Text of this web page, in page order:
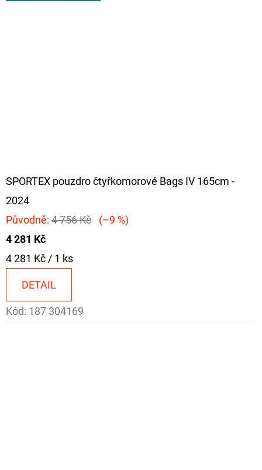
SPORTEX pouzdro čtyřkomorové Bags IV 165cm -
2024
Původně: 4 756 Kč
(–9 %)
4 281 Kč
Měrná
4 281 Kč / 1 ks
DETAIL
Kód: 187 304169